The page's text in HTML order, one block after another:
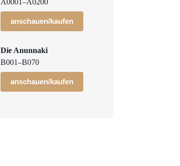
anschauen/kaufen
Die Anunnaki
B001–B070
anschauen/kaufen